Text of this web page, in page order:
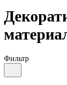
Фильтр